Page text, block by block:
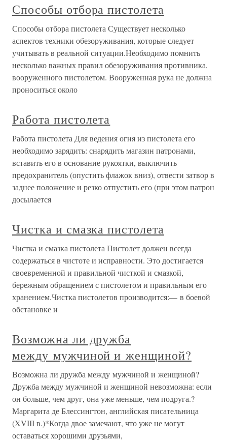
Способы отбора пистолета
Способы отбора пистолета Существует несколько
аспектов техники обезоруживания, которые следует
учитывать в реальной ситуации.Необходимо помнить
несколько важных правил обезоруживания противника,
вооруженного пистолетом. Вооруженная рука не должна
проноситься около
Работа пистолета
Работа пистолета Для ведения огня из пистолета его
необходимо зарядить: снарядить магазин патронами,
вставить его в основание рукоятки, выключить
предохранитель (опустить флажок вниз), отвести затвор в
заднее положение и резко отпустить его (при этом патрон
досылается
Чистка и смазка пистолета
Чистка и смазка пистолета Пистолет должен всегда
содержаться в чистоте и исправности. Это достигается
своевременной и правильной чисткой и смазкой,
бережным обращением с пистолетом и правильным его
хранением.Чистка пистолетов производится:— в боевой
обстановке и
Возможна ли дружба
между мужчиной и женщиной?
Возможна ли дружба между мужчиной и женщиной?
Дружба между мужчиной и женщиной невозможна: если
он больше, чем друг, она уже меньше, чем подруга.?
Маргарита де Блессингтон, английская писательница
(XVIII в.)*Когда двое замечают, что уже не могут
оставаться хорошими друзьями,